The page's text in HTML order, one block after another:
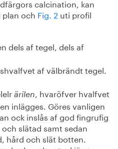
calcination, kan
plan och Fig. 2 uti profil
dels af tegel, dels af
af välbrändt tegel.
ärilen, hvaröfver hvalfvet
inlägges. Göres vanligen
ock inslås af god fingrufig
slätad samt sedan
hård och slät botten.